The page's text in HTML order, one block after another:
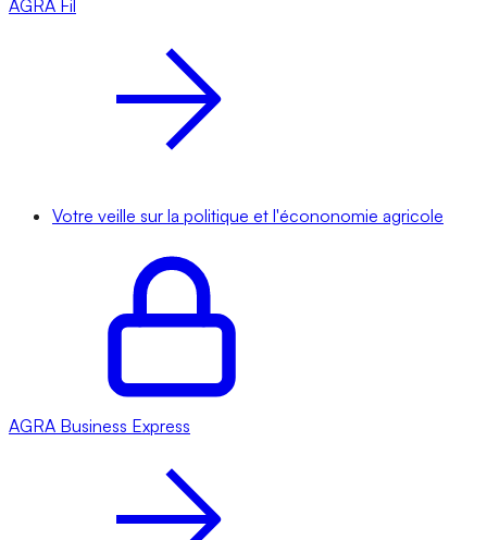
AGRA Fil
Votre veille sur la politique et l'écononomie agricole
AGRA Business Express